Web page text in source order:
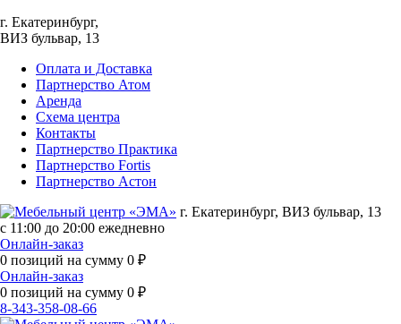
г. Екатеринбург,
ВИЗ бульвар, 13
Оплата и Доставка
Партнерство Атом
Аренда
Схема центра
Контакты
Партнерство Практика
Партнерство Fortis
Партнерство Астон
г. Екатеринбург, ВИЗ бульвар, 13
с 11:00 до 20:00 ежедневно
Онлайн-заказ
0 позиций на сумму 0 ₽
Онлайн-заказ
0 позиций на сумму 0 ₽
8-343-358-08-66